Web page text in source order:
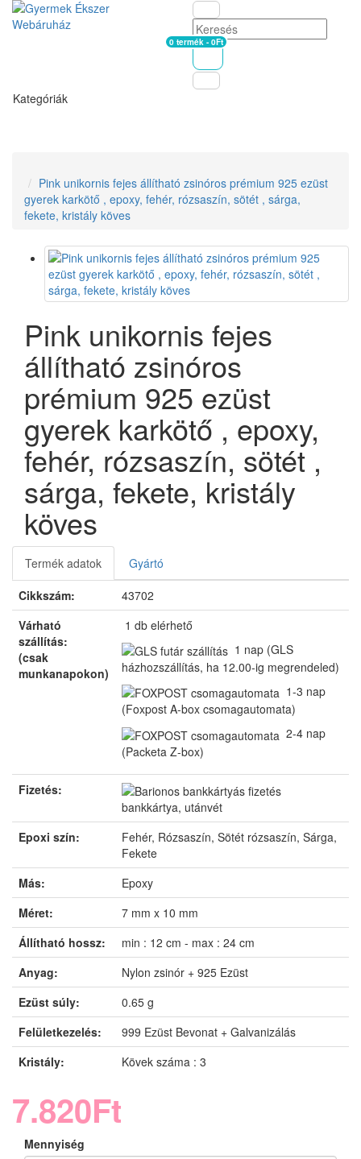
Kosár
0 termék - 0Ft
Kategóriák
Pink unikornis fejes állítható zsinóros prémium 925 ezüst
gyerek karkötő , epoxy, fehér, rózsaszín, sötét , sárga,
fekete, kristály köves
Pink unikornis fejes
állítható zsinóros
prémium 925 ezüst
gyerek karkötő , epoxy,
fehér, rózsaszín, sötét ,
sárga, fekete, kristály
köves
Termék adatok
Gyártó
Cikkszám:
43702
Várható
szállítás:
(csak
munkanapokon)
1 db elérhető
1 nap (GLS
házhozszállítás, ha 12.00-ig megrendeled)
1-3 nap
(Foxpost A-box csomagautomata)
2-4 nap
(Packeta Z-box)
Fizetés:
bankkártya, utánvét
Epoxi szín:
Fehér, Rózsaszín, Sötét rózsaszín, Sárga,
Fekete
Más:
Epoxy
Méret:
7 mm x 10 mm
Állítható hossz:
min : 12 cm - max : 24 cm
Anyag:
Nylon zsinór + 925 Ezüst
Ezüst súly:
0.65 g
Felületkezelés:
999 Ezüst Bevonat + Galvanizálás
Kristály:
Kövek száma : 3
7.820Ft
Mennyiség